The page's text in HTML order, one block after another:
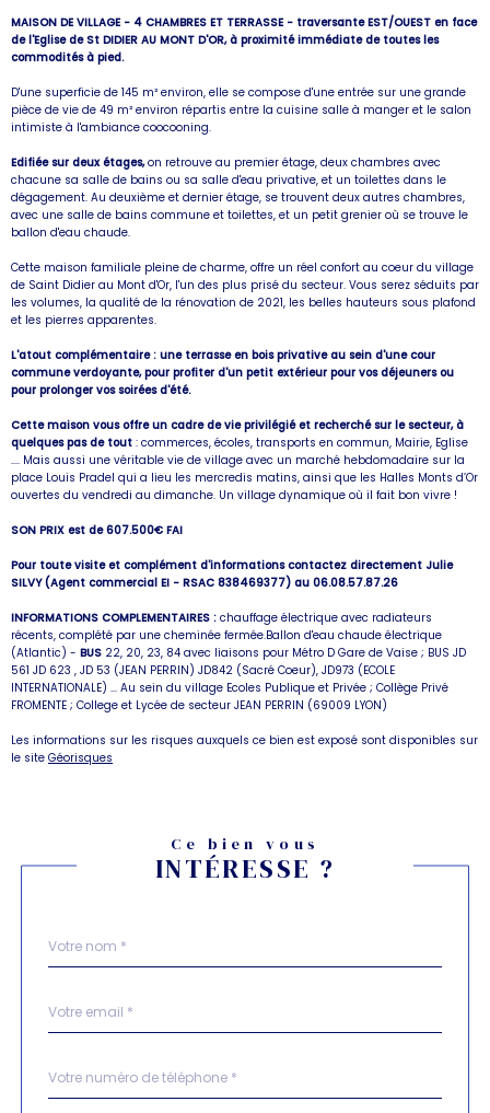
MAISON DE VILLAGE - 4 CHAMBRES ET TERRASSE - traversante EST/OUEST en face
de l'Eglise de St DIDIER AU MONT D'OR, à proximité immédiate de toutes les
commodités à pied.
D'une superficie de 145 m² environ, elle se compose d'une entrée sur une grande
pièce de vie de 49 m² environ répartis entre la cuisine salle à manger et le salon
intimiste à l'ambiance coocooning.
Edifiée sur deux étages,on retrouve au premier étage, deux chambres avec
chacune sa salle de bains ou sa salle d'eau privative, et un toilettes dans le
dégagement. Au deuxième et dernier étage, se trouvent deux autres chambres,
avec une salle de bains commune et toilettes, et un petit grenier où se trouve le
ballon d'eau chaude.
Cette maison familiale pleine de charme, offre un réel confort au coeur du village
de Saint Didier au Mont d'Or, l'un des plus prisé du secteur. Vous serez séduits par
les volumes, la qualité de la rénovation de 2021, les belles hauteurs sous plafond
et les pierres apparentes.
L'atout complémentaire : une terrasse en bois privative au sein d'une cour
commune verdoyante, pour profiter d'un petit extérieur pour vos déjeuners ou
pour prolonger vos soirées d'été.
Cette maison vous offre un cadre de vie privilégié et recherché sur le secteur, à
quelques pas de tout : commerces, écoles, transports en commun, Mairie, Eglise
.... Mais aussi une véritable vie de village avec un marché hebdomadaire sur la
place Louis Pradel qui a lieu les mercredis matins, ainsi que les Halles Monts d’Or
ouvertes du vendredi au dimanche. Un village dynamique où il fait bon vivre !
SON PRIX est de 607.500€ FAI
Pour toute visite et complément d'informations contactez directement Julie
SILVY (Agent commercial EI - RSAC 838469377) au 06.08.57.87.26
INFORMATIONS COMPLEMENTAIRES : chauffage électrique avec radiateurs
récents, complété par une cheminée fermée.Ballon d'eau chaude électrique
(Atlantic) - BUS 22, 20, 23, 84 avec liaisons pour Métro D Gare de Vaise ; BUS JD
561 JD 623 , JD 53 (JEAN PERRIN) JD842 (Sacré Coeur), JD973 (ECOLE
INTERNATIONALE) ... Au sein du village Ecoles Publique et Privée ; Collège Privé
FROMENTE ; College et Lycée de secteur JEAN PERRIN (69009 LYON)
Les informations sur les risques auxquels ce bien est exposé sont disponibles sur
le site Géorisques
Ce bien vous
INTÉRESSE ?
par
*
*
*